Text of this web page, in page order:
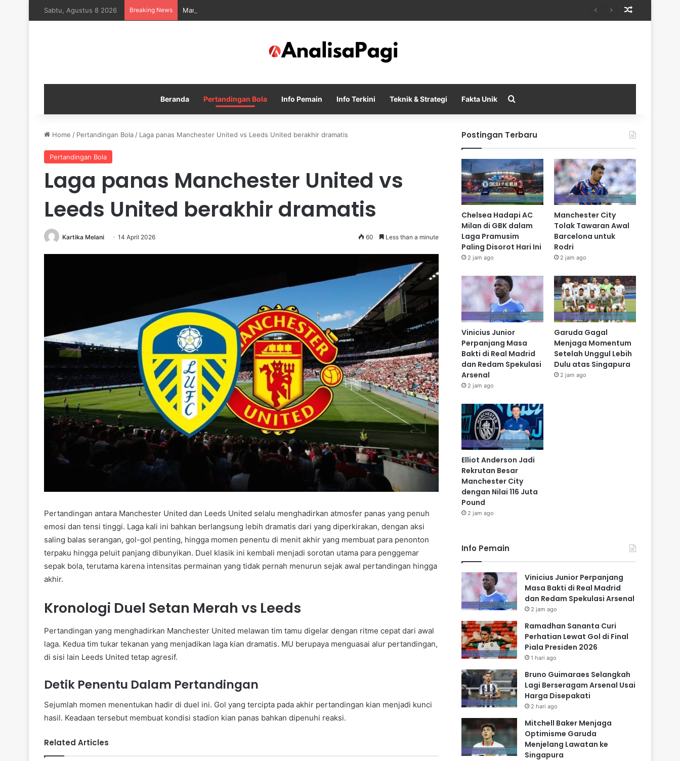
Sabtu, Agustus 8 2026 Breaking News Manchester City Tolak Tawaran Awal Barcelona untuk Rodri
Beranda Pertandingan Bola Info Pemain Info Terkini Teknik & Strategi Fakta Unik
Home / Pertandingan Bola / Laga panas Manchester United vs Leeds United berakhir dramatis
Pertandingan Bola
Laga panas Manchester United vs
Leeds United berakhir dramatis
Kartika Melani 14 April 2026 60 Less than a minute
Pertandingan antara Manchester United dan Leeds United selalu menghadirkan atmosfer panas yang penuh
emosi dan tensi tinggi. Laga kali ini bahkan berlangsung lebih dramatis dari yang diperkirakan, dengan aksi
saling balas serangan, gol-gol penting, hingga momen penentu di menit akhir yang membuat para penonton
terpaku hingga peluit panjang dibunyikan. Duel klasik ini kembali menjadi sorotan utama para penggemar
sepak bola, terutama karena intensitas permainan yang tidak pernah menurun sejak awal pertandingan hingga
akhir.
Kronologi Duel Setan Merah vs Leeds
Pertandingan yang menghadirkan Manchester United melawan tim tamu digelar dengan ritme cepat dari awal
laga. Kedua tim tukar tekanan yang menjadikan laga kian dramatis. MU berupaya menguasai alur pertandingan,
di sisi lain Leeds United tetap agresif.
Detik Penentu Dalam Pertandingan
Sejumlah momen menentukan hadir di duel ini. Gol yang tercipta pada akhir pertandingan kian menjadi kunci
hasil. Keadaan tersebut membuat kondisi stadion kian panas bahkan dipenuhi reaksi.
Related Articles
Postingan Terbaru
Chelsea Hadapi AC
Milan di GBK dalam
Laga Pramusim
Paling Disorot Hari Ini
2 jam ago
Manchester City
Tolak Tawaran Awal
Barcelona untuk
Rodri
2 jam ago
Vinicius Junior
Perpanjang Masa
Bakti di Real Madrid
dan Redam Spekulasi
Arsenal
2 jam ago
Garuda Gagal
Menjaga Momentum
Setelah Unggul Lebih
Dulu atas Singapura
2 jam ago
Elliot Anderson Jadi
Rekrutan Besar
Manchester City
dengan Nilai 116 Juta
Pound
2 jam ago
Info Pemain
Vinicius Junior Perpanjang
Masa Bakti di Real Madrid
dan Redam Spekulasi Arsenal
2 jam ago
Ramadhan Sananta Curi
Perhatian Lewat Gol di Final
Piala Presiden 2026
1 hari ago
Bruno Guimaraes Selangkah
Lagi Berseragam Arsenal Usai
Harga Disepakati
2 hari ago
Mitchell Baker Menjaga
Optimisme Garuda
Menjelang Lawatan ke
Singapura